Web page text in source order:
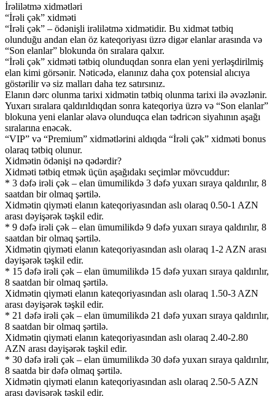
İrəlilətmə xidmətləri
“İrəli çək” xidməti
“İrəli çək” – ödənişli irəlilətmə xidmətidir. Bu xidmət tətbiq
olunduğu andan elan öz kateqoriyası üzrə digər elanlar arasında və
“Son elanlar” blokunda ön sıralara qalxır.
“İrəli çək” xidməti tətbiq olunduqdan sonra elan yeni yerləşdirilmiş
elan kimi görsənir. Nəticədə, elanınız daha çox potensial alıcıya
göstərilir və siz malları daha tez satırsınız.
Elanın dərc olunma tarixi xidmətin tətbiq olunma tarixi ilə əvəzlənir.
Yuxarı sıralara qaldırıldıqdan sonra kateqoriya üzrə və “Son elanlar”
blokuna yeni elanlar əlavə olunduqca elan tədricən siyahının aşağı
sıralarına enəcək.
“VIP” və “Premium” xidmətlərini aldıqda “İrəli çək” xidməti bonus
olaraq tətbiq olunur.
Xidmətin ödənişi nə qədərdir?
Xidməti tətbiq etmək üçün aşağıdakı seçimlər mövcuddur:
* 3 dəfə irəli çək – elan ümumilikdə 3 dəfə yuxarı sıraya qaldırılır, 8
saatdan bir olmaq şərtilə.
Xidmətin qiyməti elanın kateqoriyasından aslı olaraq 0.50-1 AZN
arası dəyişərək təşkil edir.
* 9 dəfə irəli çək – elan ümumilikdə 9 dəfə yuxarı sıraya qaldırılır, 8
saatdan bir olmaq şərtilə.
Xidmətin qiyməti elanın kateqoriyasından aslı olaraq 1-2 AZN arası
dəyişərək təşkil edir.
* 15 dəfə irəli çək – elan ümumilikdə 15 dəfə yuxarı sıraya qaldırılır,
8 saatdan bir olmaq şərtilə.
Xidmətin qiyməti elanın kateqoriyasından aslı olaraq 1.50-3 AZN
arası dəyişərək təşkil edir.
* 21 dəfə irəli çək – elan ümumilikdə 21 dəfə yuxarı sıraya qaldırılır,
8 saatdan bir olmaq şərtilə.
Xidmətin qiyməti elanın kateqoriyasından aslı olaraq 2.40-2.80
AZN arası dəyişərək təşkil edir.
* 30 dəfə irəli çək – elan ümumilikdə 30 dəfə yuxarı sıraya qaldırılır,
8 saatda bir dəfə olmaq şərtilə.
Xidmətin qiyməti elanın kateqoriyasından aslı olaraq 2.50-5 AZN
arası dəyişərək təşkil edir.